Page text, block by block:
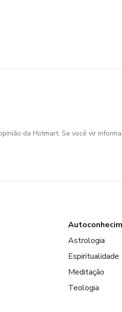
da Hotmart. Se você vir
Astrologia
Espiritualidade
Meditação
Teologia